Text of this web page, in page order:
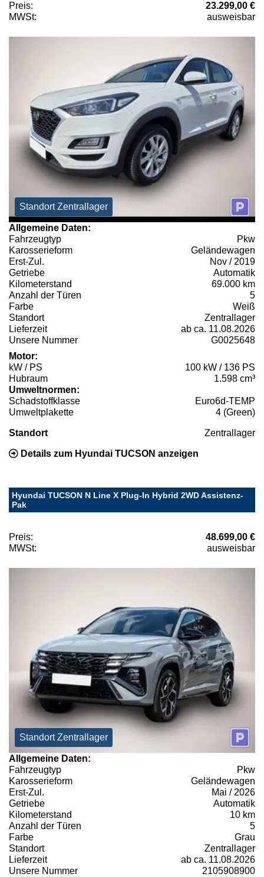
Preis:
23.299,00 €
MWSt:
ausweisbar
Standort Zentrallager
Allgemeine Daten:
Fahrzeugtyp
Pkw
Karosserieform
Geländewagen
Erst-Zul.
Nov / 2019
Getriebe
Automatik
Kilometerstand
69.000 km
Anzahl der Türen
5
Farbe
Weiß
Standort
Zentrallager
Lieferzeit
ab ca. 11.08.2026
Unsere Nummer
G0025648
Motor:
kW / PS
100 kW / 136 PS
Hubraum
1.598 cm³
Umweltnormen:
Schadstoffklasse
Euro6d-TEMP
Umweltplakette
4 (Green)
Standort Zentrallager
Details zum Hyundai TUCSON anzeigen
Hyundai TUCSON N Line X Plug-In Hybrid 2WD Assistenz-
Pak
Preis:
48.699,00 €
MWSt:
ausweisbar
Standort Zentrallager
Allgemeine Daten:
Fahrzeugtyp
Pkw
Karosserieform
Geländewagen
Erst-Zul.
Mai / 2026
Getriebe
Automatik
Kilometerstand
10 km
Anzahl der Türen
5
Farbe
Grau
Standort
Zentrallager
Lieferzeit
ab ca. 11.08.2026
Unsere Nummer
2105908900